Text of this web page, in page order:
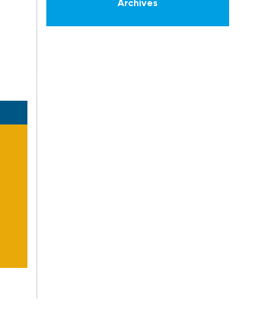
Archives